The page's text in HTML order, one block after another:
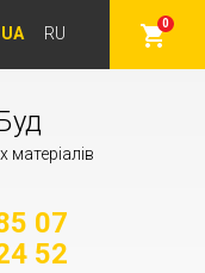
0
UA RU
матеріалів
07
52